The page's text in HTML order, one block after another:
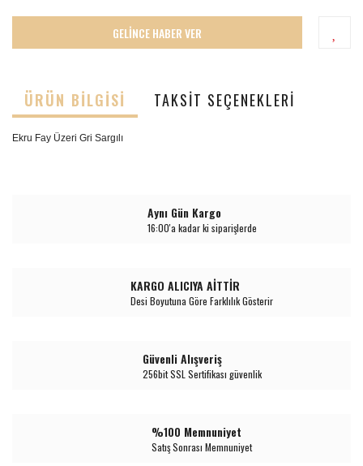
GELİNCE HABER VER
ÜRÜN BILGISI TAKSIT SEÇENEKLERI
Ekru Fay Üzeri Gri Sargılı
Aynı Gün Kargo
16:00'a kadar ki siparişlerde
KARGO ALICIYA AİTTİR
Desi Boyutuna Göre Farklılık Gösterir
Güvenli Alışveriş
256bit SSL Sertifikası güvenlik
%100 Memnuniyet
Satış Sonrası Memnuniyet